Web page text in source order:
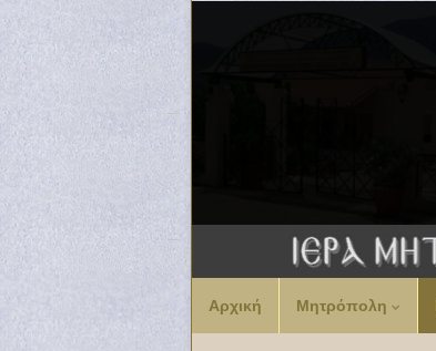
Αρχική Μητρόπολη